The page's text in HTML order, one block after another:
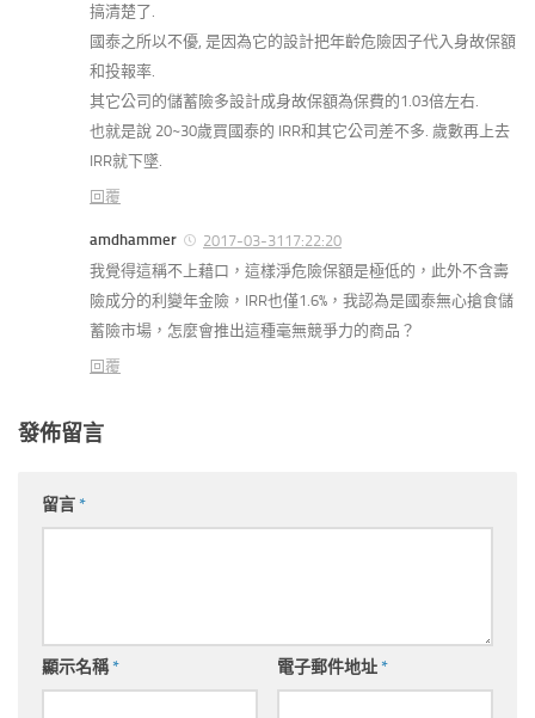
搞清楚了.
國泰之所以不優, 是因為它的設計把年齡危險因子代入身故保額
和投報率.
其它公司的儲蓄險多設計成身故保額為保費的1.03倍左右.
也就是說 20~30歲買國泰的 IRR和其它公司差不多. 歲數再上去
IRR就下墜.
回覆
amdhammer
2017-03-3117:22:20
我覺得這稱不上藉口，這樣淨危險保額是極低的，此外不含壽
險成分的利變年金險，IRR也僅1.6%，我認為是國泰無心搶食儲
蓄險市場，怎麼會推出這種毫無競爭力的商品？
回覆
發佈留言
留言*
顯示名稱* 電子郵件地址*